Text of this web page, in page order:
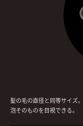
髪の毛の直径と同等サイズ
泡そのものを目視できる。